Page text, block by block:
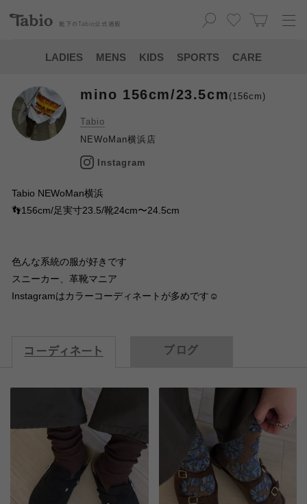
靴下の Tabio 公式通販
LADIES MENS KIDS SPORTS CARE
mino 156cm/23.5cm (156cm)
Tabio
NEWoMan横浜店
Instagram
Tabio NEWoMan横浜
👣156cm/足実寸23.5/靴24cm〜24.5cm
色んな系統の服が好きです
スニーカー、革靴マニア
Instagramはカラーコーディネートが多めです☺︎
コーディネート ブログ